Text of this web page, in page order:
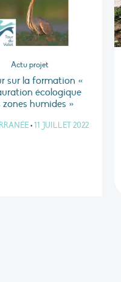
Actu projet
sur la formation «
écologique
zones humides »
• 11 JUILLET 2022